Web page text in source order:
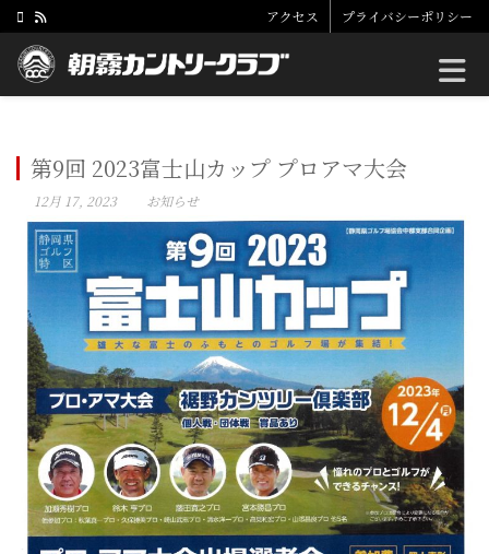
アクセス プライバシーポリシー
第9回 2023富士山カップ プロアマ大会
12月 17, 2023 お知らせ